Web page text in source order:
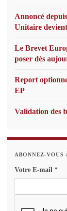
Annoncé
Unitaire
Le Brevet
poser dès
Report
EP
Validation des
ABONNEZ-VOUS
Votre E-mail *